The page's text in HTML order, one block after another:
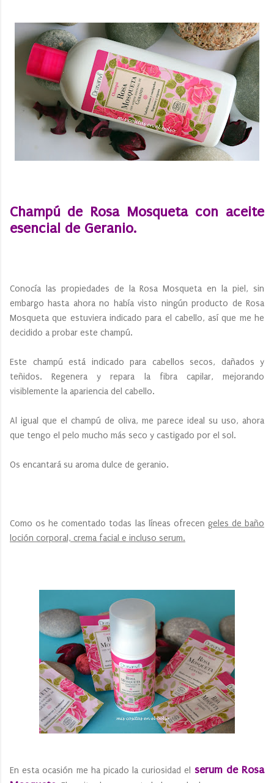
Champú de Rosa Mosqueta con aceite
esencial de Geranio.
Conocía las propiedades de la Rosa Mosqueta en la piel, sin
embargo hasta ahora no había visto ningún producto de Rosa
Mosqueta que estuviera indicado para el cabello, así que me he
decidido a probar este champú.
Este champú está indicado para cabellos secos, dañados y
teñidos. Regenera y repara la fibra capilar, mejorando
visiblemente la apariencia del cabello.
Al igual que el champú de oliva, me parece ideal su uso, ahora
que tengo el pelo mucho más seco y castigado por el sol.
Os encantará su aroma dulce de geranio.
Como os he comentado todas las líneas ofrecen geles de baño
loción corporal, crema facial e incluso serum.
En esta ocasión me ha picado la curiosidad el serum de Rosa